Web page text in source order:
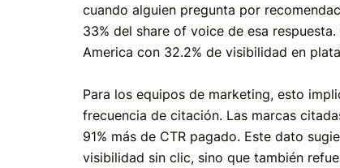
cuando alguien pregunta por
33% del share of voice de esa
America con 32.2% de visibilidad en
Para los equipos de marketing, esto
frecuencia de citación. Las marcas
91% más de CTR pagado. Este dato
visibilidad sin clic, sino que también